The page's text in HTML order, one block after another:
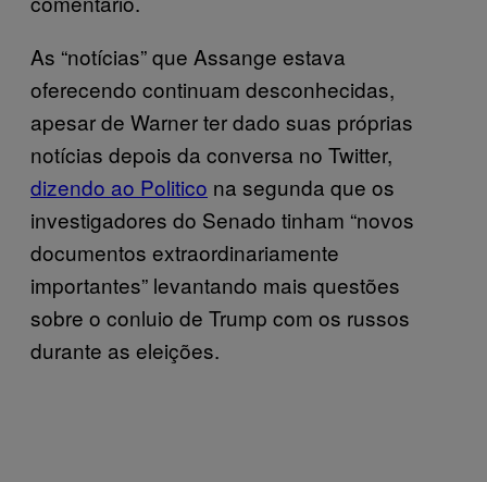
As “notícias” que Assange estava
oferecendo continuam desconhecidas,
apesar de Warner ter dado suas próprias
notícias depois da conversa no Twitter,
dizendo ao Politico na segunda que os
investigadores do Senado tinham “novos
documentos extraordinariamente
importantes” levantando mais questões
sobre o conluio de Trump com os russos
durante as eleições.